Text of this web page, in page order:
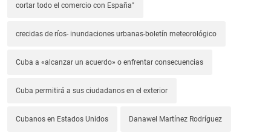
cortar todo el comercio con España"
crecidas de ríos- inundaciones urbanas-boletín meteorológico
Cuba a «alcanzar un acuerdo» o enfrentar consecuencias
Cuba permitirá a sus ciudadanos en el exterior
Cubanos en Estados Unidos Danawel Martínez Rodríguez